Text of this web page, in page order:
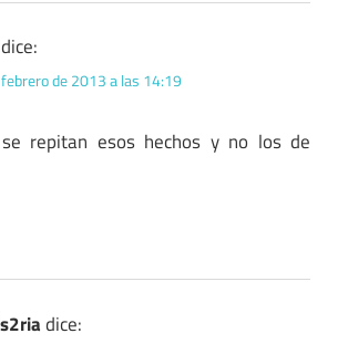
dice:
de 2013 a las 14:19
repitan esos hechos y no los de
dice: